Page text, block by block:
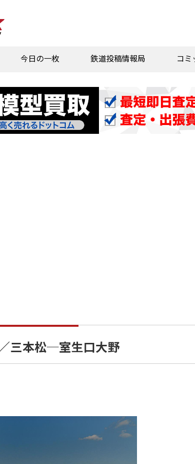
今日の一枚 鉄道投稿情報局 コミ
三本松─室生口大野